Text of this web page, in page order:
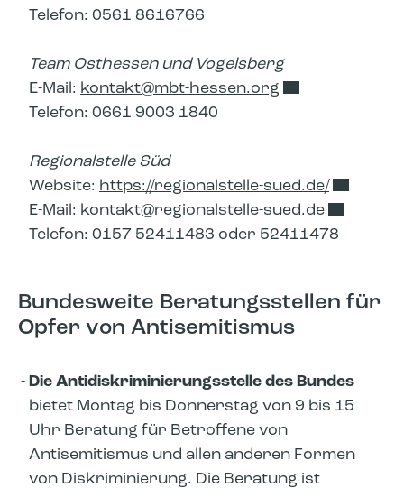
Telefon: 0561 8616766
Team Osthessen und Vogelsberg
E-Mail: kontakt​
mbt-hessen.org
Telefon: 0661 9003 1840
Regionalstelle Süd
Website: https://regionalstelle-sued.de/
E-Mail: kontakt​
regionalstelle-sued.de
Telefon: 0157 52411483 oder 52411478
Bundesweite Beratungsstellen für
Opfer von Antisemitismus
Die Antidiskriminierungsstelle des Bundes
bietet Montag bis Donnerstag von 9 bis 15
Uhr Beratung für Betroffene von
Antisemitismus und allen anderen Formen
von Diskriminierung. Die Beratung ist